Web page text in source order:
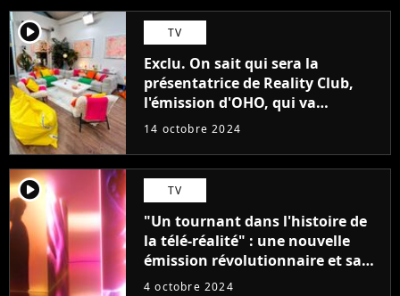
player2 TV
Exclu. On sait qui sera la
présentatrice de Reality Club,
l'émission d'OHO, qui va
révolutionner la télé-réalité... Les
14 octobre 2024
player2 TV
"Un tournant dans l'histoire de
la télé-réalité" : une nouvelle
émission révolutionnaire et sans
montage arrive, son casting est
4 octobre 2024